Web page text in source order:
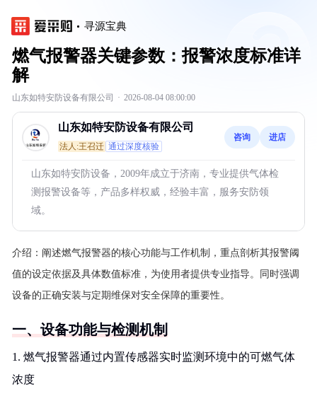
寻源宝典
燃气报警器关键参数：报警浓度标准详
解
山东如特安防设备有限公司 · 2026-08-04 08:00:00
山东如特安防设备有限公司
法人:王召迁 通过深度核验
咨询 进店
山东如特安防设备，2009年成立于济南，专业提供气体检
测报警设备等，产品多样权威，经验丰富，服务安防领
域。
介绍： 阐述燃气报警器的核心功能与工作机制，重点剖析其报警阈
值的设定依据及具体数值标准，为使用者提供专业指导。同时强调
设备的正确安装与定期维保对安全保障的重要性。
一、设备功能与检测机制
1. 燃气报警器通过内置传感器实时监测环境中的可燃气体
浓度